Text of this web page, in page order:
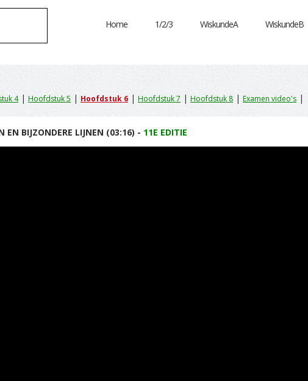
Home 1/2/3 WiskundeA WiskundeB
4| Hoofdstuk 5 | Hoofdstuk 6 | Hoofdstuk 7 | Hoofdstuk 8 | Examen video's |
EN BIJZONDERE LIJNEN (03:16) - 11E EDITIE